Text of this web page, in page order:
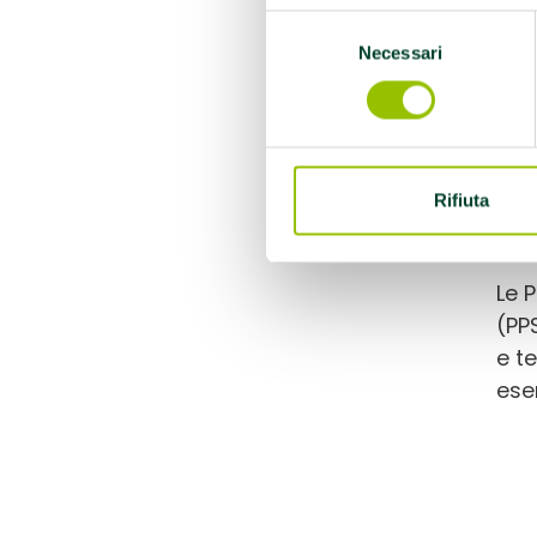
Necessari
Rifiuta
Le
e